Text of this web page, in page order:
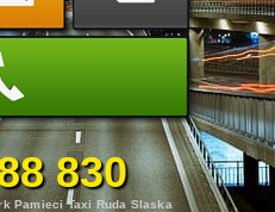
830
Pamieci Taxi Ruda Slaska